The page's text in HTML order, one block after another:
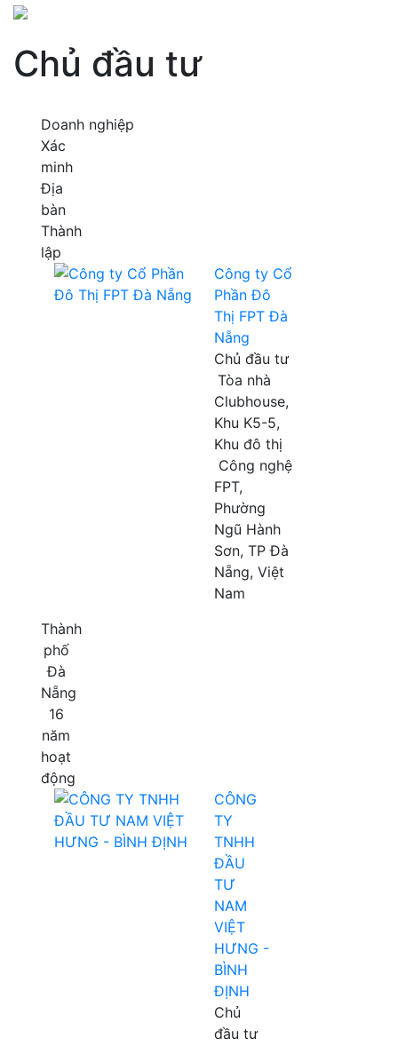
Chủ đầu tư
Doanh nghiệp
Xác
minh
Địa
bàn
Thành
lập
Công ty Cổ
Phần Đô
Thị FPT Đà
Nẵng
Chủ đầu tư
Tòa nhà
Clubhouse,
Khu K5-5,
Khu đô thị
Công nghệ
FPT,
Phường
Ngũ Hành
Sơn, TP Đà
Nẵng, Việt
Nam
Thành
phố
Đà
Nẵng
16
năm
hoạt
động
CÔNG
TY
TNHH
ĐẦU
TƯ
NAM
VIỆT
HƯNG -
BÌNH
ĐỊNH
Chủ
đầu tư